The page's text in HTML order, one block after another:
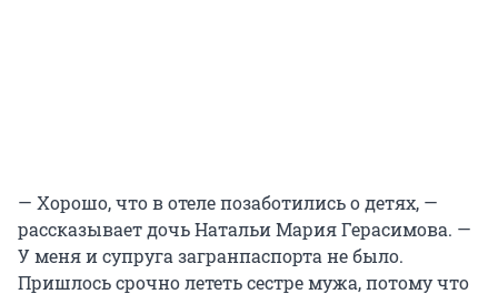
— Хорошо, что в отеле позаботились о детях, —
рассказывает дочь Натальи Мария Герасимова. —
У меня и супруга загранпаспорта не было.
Пришлось срочно лететь сестре мужа, потому что